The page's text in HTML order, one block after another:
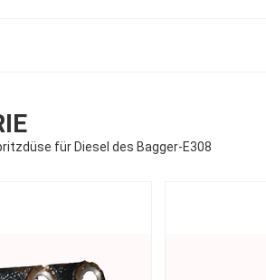
für Diesel des Bagger-E308